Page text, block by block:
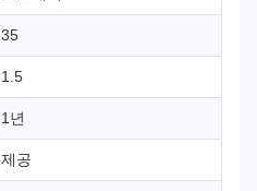
35
1.5
1년
제공